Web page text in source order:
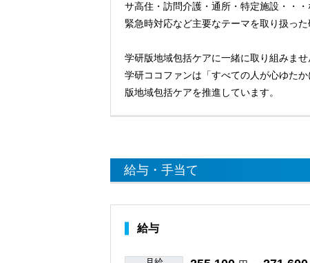
サ高住・訪問介護・通所・特定施設・・
緊急時対応など主要なテーマを取り扱っ
学研版地域包括ケアに一緒に取り組みませ
学研ココファンは「すべての人が心ゆた
版地域包括ケアを推進しています。
給与・手当て
給与